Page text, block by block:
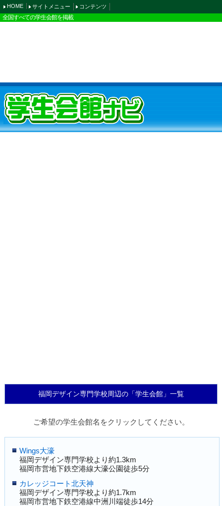
HOME サイトメニュー コンテンツ
全国すべての学生会館を掲載
福岡デザイン専門学校周辺の「学生会館」一覧
ご希望の学生会館名をクリックしてください。
Wings大濠
福岡デザイン専門学校より約1.3km
福岡市営地下鉄空港線大濠公園徒歩5分
カレッジコート北天神
福岡デザイン専門学校より約1.7km
福岡市営地下鉄空港線中洲川端徒歩14分